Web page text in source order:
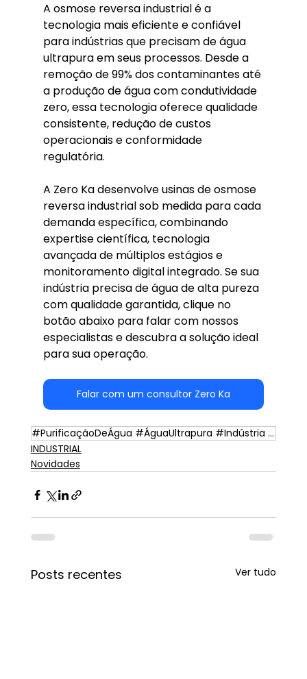
A osmose reversa industrial é a
tecnologia mais eficiente e confiável
para indústrias que precisam de água
ultrapura em seus processos. Desde a
remoção de 99% dos contaminantes até
a produção de água com condutividade
zero, essa tecnologia oferece qualidade
consistente, redução de custos
operacionais e conformidade
regulatória.
A Zero Ka desenvolve usinas de osmose
reversa industrial sob medida para cada
demanda específica, combinando
expertise científica, tecnologia
avançada de múltiplos estágios e
monitoramento digital integrado. Se sua
indústria precisa de água de alta pureza
com qualidade garantida, clique no
botão abaixo para falar com nossos
especialistas e descubra a solução ideal
para sua operação.
Falar com um consultor Zero Ka
#PurificaçãoDeÁgua #ÁguaUltrapura #Indústria #TecnologiaAmbiental #Sustentabilidade
INDUSTRIAL
Novidades
Posts recentes Ver tudo